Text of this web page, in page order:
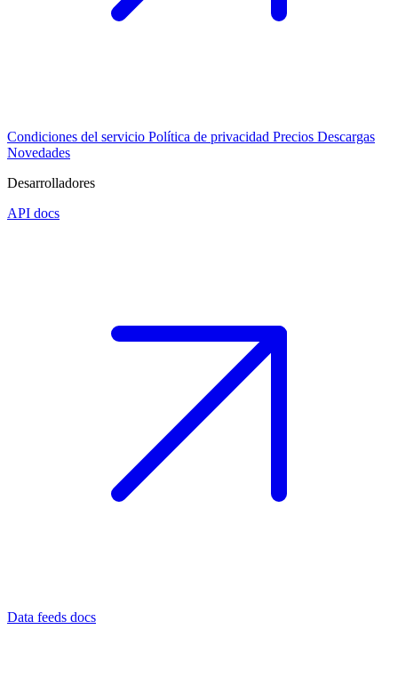
Condiciones del servicio Política de privacidad Precios Descargas
Novedades
Desarrolladores
API docs
Data feeds docs